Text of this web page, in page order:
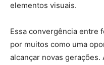
elementos visuais.
Essa convergência entre
por muitos como uma
alcançar novas